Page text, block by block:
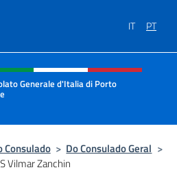
IT PT
do menu
Generale d'Italia di Porto
Consulado > Do Consulado Geral >
Vilmar Zanchin